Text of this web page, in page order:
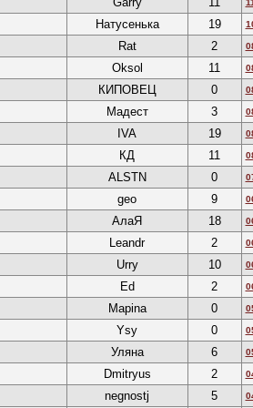
Натусенька 19
Rat 2
Oksol 11
КИПОВЕЦ 0
Мадест 3
IVA 19
КД 11
ALSTN 0
geo 9
АлаЯ 18
Leandr 2
Urry 10
Ed 2
Mapina 0
Ysy 0
Уляна 6
Dmitryus 2
negnostj 5